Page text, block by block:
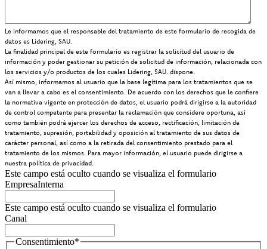
Le informamos que el responsable del tratamiento de este formulario de recogida de
datos es Lidering, SAU.
La finalidad principal de este formulario es registrar la solicitud del usuario de
información y poder gestionar su petición de solicitud de información, relacionada con
los servicios y/o productos de los cuales Lidering, SAU. dispone.
Así mismo, informamos al usuario que la base legítima para los tratamientos que se
van a llevar a cabo es el consentimiento. De acuerdo con los derechos que le confiere
la normativa vigente en protección de datos, el usuario podrá dirigirse a la autoridad
de control competente para presentar la reclamación que considere oportuna, así
como también podrá ejercer los derechos de acceso, rectificación, limitación de
tratamiento, supresión, portabilidad y oposición al tratamiento de sus datos de
carácter personal, así como a la retirada del consentimiento prestado para el
tratamiento de los mismos. Para mayor información, el usuario puede dirigirse a
nuestra política de privacidad.
Este campo está oculto cuando se visualiza el formulario
EmpresaInterna
Este campo está oculto cuando se visualiza el formulario
Canal
Consentimiento*